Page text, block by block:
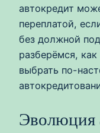
автокредит
переплатой,
без должной
разберёмся,
выбрать по-
Эволюция